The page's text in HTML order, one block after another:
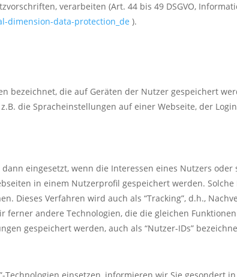
verarbeiten (Art. 44 bis 49 DSGVO,
dimension-data-protection_de ).
bezeichnet, die auf Geräten der Nutzer gespeichert
die Spracheinstellungen auf einer Webseite, der
eingesetzt, wenn die Interessen eines Nutzers
in einem Nutzerprofil gespeichert werden.
Dieses Verfahren wird auch als “Tracking”, d.h.,
ferner andere Technologien, die die gleichen
gespeichert werden, auch als “Nutzer-IDs”